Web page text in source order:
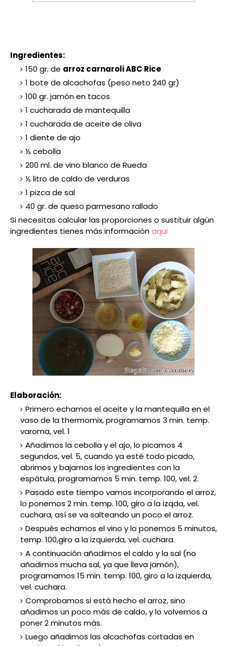
Ingredientes:
150 gr. de arroz carnaroli ABC Rice
1 bote de alcachofas (peso neto 240 gr)
100 gr. jamón en tacos
1 cucharada de mantequilla
1 cucharada de aceite de oliva
1 diente de ajo
½ cebolla
200 ml. de vino blanco de Rueda
½ litro de caldo de verduras
1 pizca de sal
40 gr. de queso parmesano rallado
Si necesitas calcular las proporciones o sustituir algún
ingredientes tienes más informaciónaqui
Elaboración:
Primero echamos el aceite y la mantequilla en el
vaso de la thermomix, programamos 3 min. temp.
varoma, vel. 1
Añadimos la cebolla y el ajo, lo picamos 4
segundos, vel. 5, cuando ya esté todo picado,
abrimos y bajamos los ingredientes con la
espátula, programamos 5 min. temp. 100, vel. 2.
Pasado este tiempo vamos incorporando el arroz,
lo ponemos 2 min. temp. 100, giro a la izqda, vel.
cuchara, así se va salteando un poco el arroz.
Después echamos el vino y lo ponemos 5 minutos,
temp. 100,giro a la izquierda, vel. cuchara.
A continuación añadimos el caldo y la sal (no
añadimos mucha sal, ya que lleva jamón),
programamos 15 min. temp. 100, giro a la izquierda,
vel. cuchara.
Comprobamos si está hecho el arroz, sino
añadimos un poco más de caldo, y lo volvemos a
poner 2 minutos más.
Luego añadimos las alcachofas cortadas en